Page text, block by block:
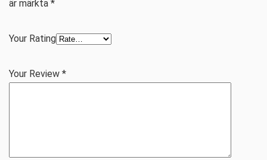
är märkta *
Your Rating
Your Review *